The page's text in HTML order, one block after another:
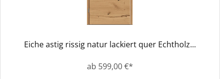
Eiche astig rissig natur lackiert quer Echtholz...
ab 599,00 €*